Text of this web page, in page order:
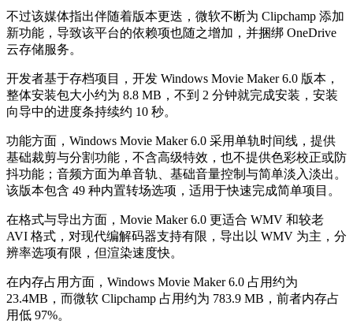
不过该媒体指出伴随着版本更迭，微软不断为 Clipchamp 添加
新功能，导致该平台的依赖项也随之增加，并捆绑 OneDrive
云存储服务。
开发者基于存档项目，开发 Windows Movie Maker 6.0 版本，
整体安装包大小约为 8.8 MB，不到 2 分钟就完成安装，安装
向导中的进度条持续约 10 秒。
功能方面，Windows Movie Maker 6.0 采用单轨时间线，提供
基础裁剪与分割功能，不含高级特效，也不提供色彩校正或防
抖功能；音频方面为单音轨、基础音量控制与简单淡入淡出。
该版本包含 49 种内置转场选项，适用于快速完成简单项目。
在格式与导出方面，Movie Maker 6.0 更适合 WMV 和较老
AVI 格式，对现代编解码器支持有限，导出以 WMV 为主，分
辨率选项有限，但渲染速度快。
在内存占用方面，Windows Movie Maker 6.0 占用约为
23.4MB，而微软 Clipchamp 占用约为 783.9 MB，前者内存占
用低 97%。